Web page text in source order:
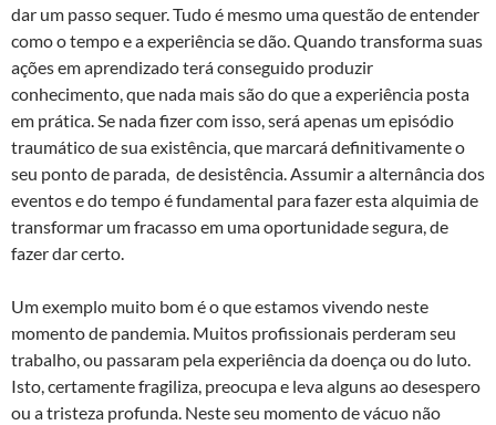
dar um passo sequer. Tudo é mesmo uma questão de entender
como o tempo e a experiência se dão. Quando transforma suas
ações em aprendizado terá conseguido produzir
conhecimento, que nada mais são do que a experiência posta
em prática. Se nada fizer com isso, será apenas um episódio
traumático de sua existência, que marcará definitivamente o
seu ponto de parada, de desistência. Assumir a alternância dos
eventos e do tempo é fundamental para fazer esta alquimia de
transformar um fracasso em uma oportunidade segura, de
fazer dar certo.
Um exemplo muito bom é o que estamos vivendo neste
momento de pandemia. Muitos profissionais perderam seu
trabalho, ou passaram pela experiência da doença ou do luto.
Isto, certamente fragiliza, preocupa e leva alguns ao desespero
ou a tristeza profunda. Neste seu momento de vácuo não